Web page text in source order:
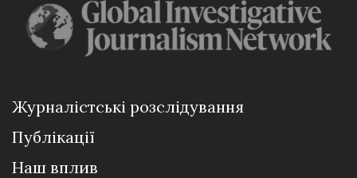
Журналістські розслідування
Публікації
Наш вплив